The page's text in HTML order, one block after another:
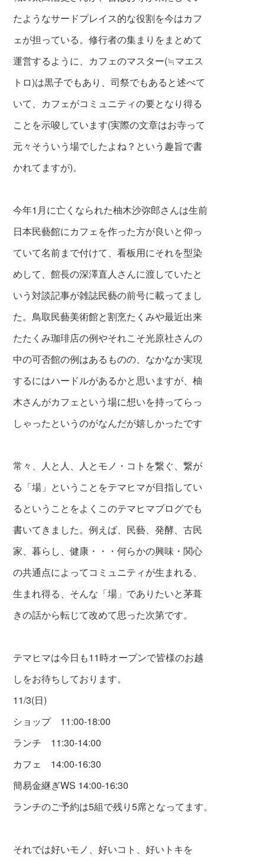
たようなサードプレイス的な役割を今はカフ
ェが担っている。修行者の集まりをまとめて
運営するように、カフェのマスター(≒マエス
トロ)は黒子でもあり、司祭でもあると述べて
いて、カフェがコミュニティの要となり得る
ことを示唆しています(実際の文章はお寺って
元々そういう場でしたよね？という趣旨で書
かれてますが)。
今年1月に亡くなられた柚木沙弥郎さんは生前
日本民藝館にカフェを作った方が良いと仰っ
ていて名前まで付けて、看板用にそれを型染
めして、館長の深澤直人さんに渡していたと
いう対談記事が雑誌民藝の前号に載ってまし
た。鳥取民藝美術館と割烹たくみや最近出来
たたくみ珈琲店の例やそれこそ光原社さんの
中の可否館の例はあるものの、なかなか実現
するにはハードルがあるかと思いますが、柚
木さんがカフェという場に想いを持ってらっ
しゃったというのがなんだが嬉しかったです
常々、人と人、人とモノ・コトを繋ぐ、繋が
る「場」ということをテマヒマが目指してい
るということをよくこのテマヒマブログでも
書いてきました。例えば、民藝、発酵、古民
家、暮らし、健康・・・何らかの興味・関心
の共通点によってコミュニティが生まれる、
生まれ得る、そんな「場」でありたいと茅葺
きの話から転じて改めて思った次第です。
テマヒマは今日も11時オープンで皆様のお越
しをお待ちしております。
11/3(日)
ショップ 11:00-18:00
ランチ 11:30-14:00
カフェ 14:00-16:30
簡易金継ぎWS 14:00-16:30
ランチのご予約は5組で残り5席となってます。
それでは好いモノ、好いコト、好いトキを